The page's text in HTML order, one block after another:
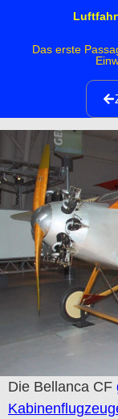
Das erste
Die Bellanca CF